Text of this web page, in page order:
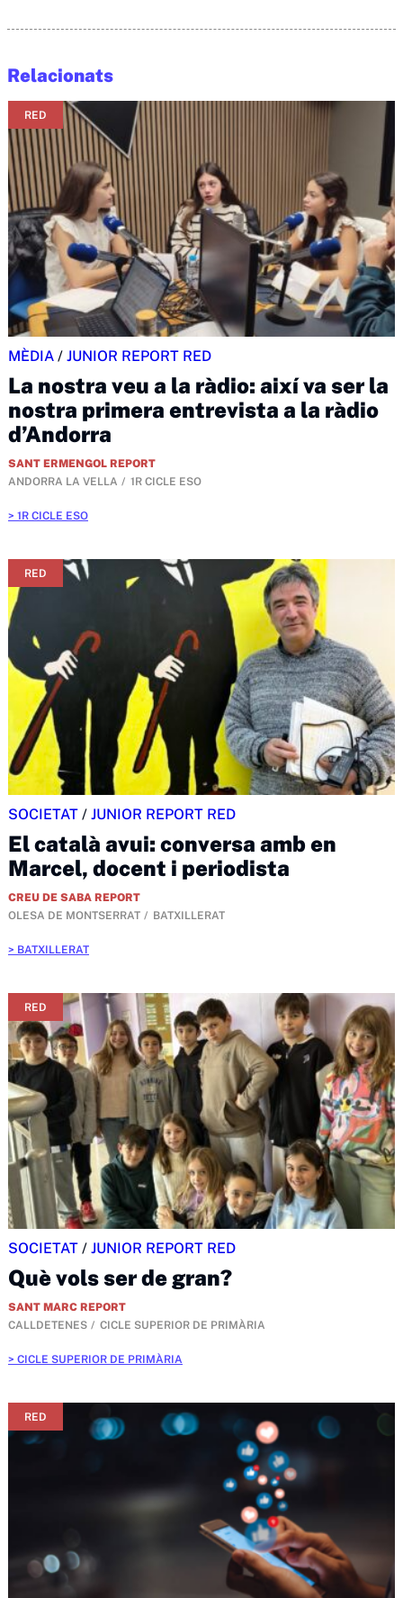
Relacionats
RED
MÈDIA / JUNIOR REPORT RED
La nostra veu a la ràdio: així va ser la
nostra primera entrevista a la ràdio
d’Andorra
SANT ERMENGOL REPORT
ANDORRA LA VELLA
1R CICLE ESO
1R CICLE ESO
RED
SOCIETAT / JUNIOR REPORT RED
El català avui: conversa amb en
Marcel, docent i periodista
CREU DE SABA REPORT
OLESA DE MONTSERRAT
BATXILLERAT
BATXILLERAT
RED
SOCIETAT / JUNIOR REPORT RED
Què vols ser de gran?
SANT MARC REPORT
CALLDETENES
CICLE SUPERIOR DE PRIMÀRIA
CICLE SUPERIOR DE PRIMÀRIA
RED